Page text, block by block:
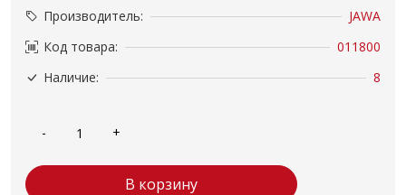
Производитель:
JAWA
Код товара:
011800
Наличие:
8
В корзину